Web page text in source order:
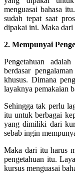
menguasai bahasa
sudah tepat saat
dipakai ini. Maka dari
2. Mempunyai
Pengetahuan
berdasar
khusus. Dimana
layaknya pemakaian
Sehingga tak perlu
itu untuk berbagai
yang dimiliki dari
sebab ingin
Maka dari itu harus
pengetahuan itu.
kursus menguasai